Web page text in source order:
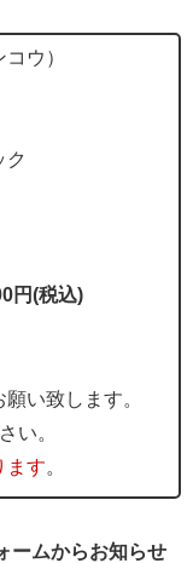
ウ）
円(税込)
い致します。
い。
ます。
ームからお知らせ